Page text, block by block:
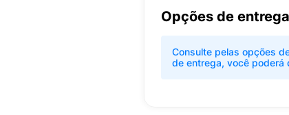
Opções de entrega
Consulte pelas opções
de entrega, você poderá